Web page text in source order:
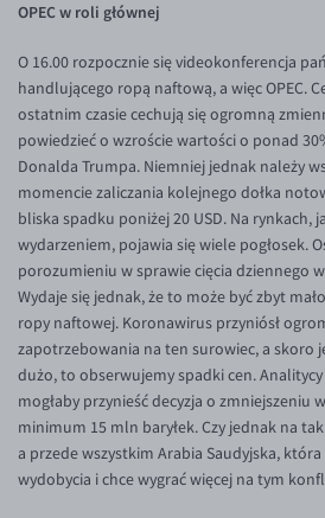
EUR/DKK
EUR/NOK
EUR/SEK
EUR/AUD
EUR/BGN
EUR/CAD
EUR/CNY
EUR/HKD
EUR/HUF
EUR/ILS
EUR/JPY
OPEC w roli głównej
O 16.00 rozpocznie się videokonferencja
handlującego ropą naftową, a więc OPEC.
ostatnim czasie cechują się ogromną
powiedzieć o wzroście wartości o ponad
Donalda Trumpa. Niemniej jednak należy
momencie zaliczania kolejnego dołka
bliska spadku poniżej 20 USD. Na rynkach,
wydarzeniem, pojawia się wiele pogłosek.
porozumieniu w sprawie cięcia dziennego
Wydaje się jednak, że to może być zbyt
ropy naftowej. Koronawirus przyniósł
zapotrzebowania na ten surowiec, a skoro
dużo, to obserwujemy spadki cen.
mogłaby przynieść decyzja o zmniejszeniu
minimum 15 mln baryłek. Czy jednak na
a przede wszystkim Arabia Saudyjska,
wydobycia i chce wygrać więcej na tym